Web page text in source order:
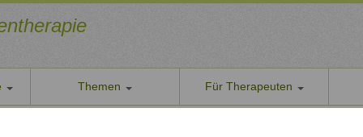
Themen Für Therapeuten